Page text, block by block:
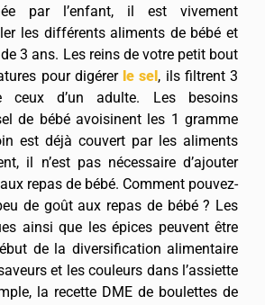
par l’enfant, il est vivement
les différents aliments de bébé et
de 3 ans. Les reins de votre petit bout
pour digérerle sel, ils filtrent 3
d’un adulte. Les besoins
de bébé avoisinent les 1 gramme
est déjà couvert par les aliments
il n’est pas nécessaire d’ajouter
repas de bébé. Comment pouvez-
de goût aux repas de bébé ? Les
ainsi que les épices peuvent être
de la diversification alimentaire
et les couleurs dans l’assiette
la recette DME de boulettes de